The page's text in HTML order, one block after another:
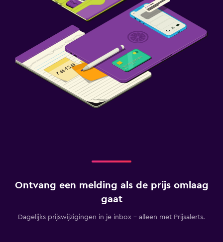
Ontvang een melding als de prijs omlaag
gaat
Dagelijks prijswijzigingen in je inbox - alleen met Prijsalerts.